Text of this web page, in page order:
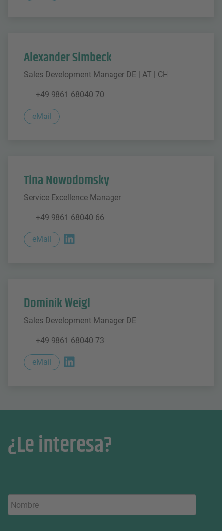
Alexander Simbeck
Sales Development Manager DE | AT | CH
+49 9861 68040 70
eMail
Tina Nowodomsky
Service Excellence Manager
+49 9861 68040 66
eMail
Dominik Weigl
Sales Development Manager DE
+49 9861 68040 73
eMail
¿Le interesa?